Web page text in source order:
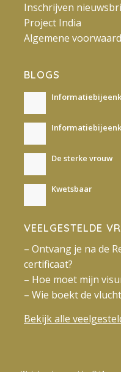
Inschrijven
Project India
Algemene
BLOGS
De sterke vrouw
Kwetsbaar
VEELGESTELDE
– Ontvang je na de
certificaat?
– Hoe moet mijn
– Wie boekt de
Bekijk alle